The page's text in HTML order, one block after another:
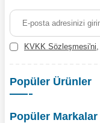
KVKK Sözleşmesi'ni
Popüler Ürünler
Popüler Markalar